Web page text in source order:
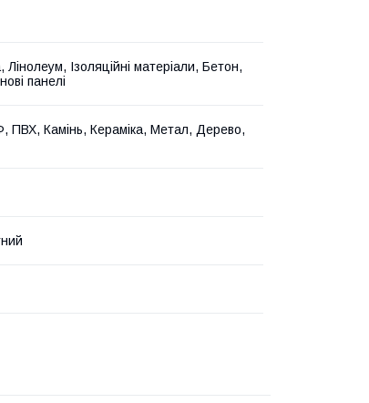
Ізоляційні матеріали, Бетон,
панелі
Камінь, Кераміка, Метал, Дерево,